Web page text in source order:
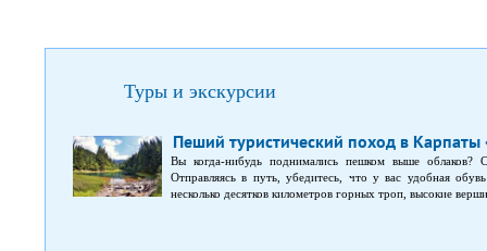
Туры и экскурсии
Пеший туристический поход в Карпаты
Вы когда-нибудь поднимались пешком выше
Отправляясь в путь, убедитесь, что у вас удобная
несколько десятков километров горных троп, высокие